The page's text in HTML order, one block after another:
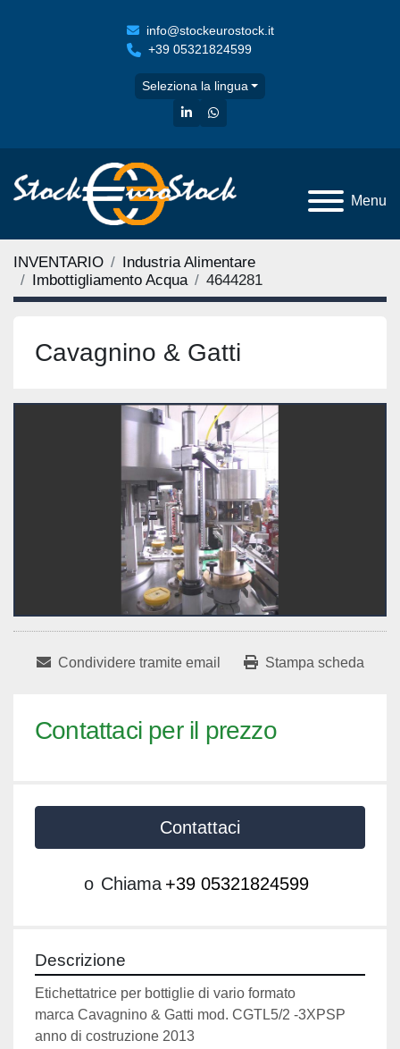
info@stockeurostock.it
+39 05321824599
Seleziona la lingua
linkedinwhatsapp
Menu
INVENTARIO
Industria Alimentare
Imbottigliamento Acqua
4644281
Cavagnino & Gatti
Condividere tramite email Stampa scheda
Contattaci per il prezzo
Contattaci
o Chiama +39 05321824599
Descrizione
Etichettatrice per bottiglie di vario formato
marca Cavagnino & Gatti mod. CGTL5/2 -3XPSP
anno di costruzione 2013